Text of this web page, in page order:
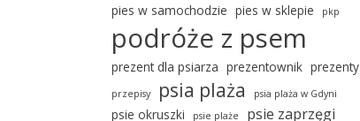
pies w samochodzie pies w sklepie pkp
podróże z psem
prezent dla psiarza prezentownik prezenty
przepisy psia plaża psia plaża w Gdyni
psie okruszki psie plaże psie zaprzęgi